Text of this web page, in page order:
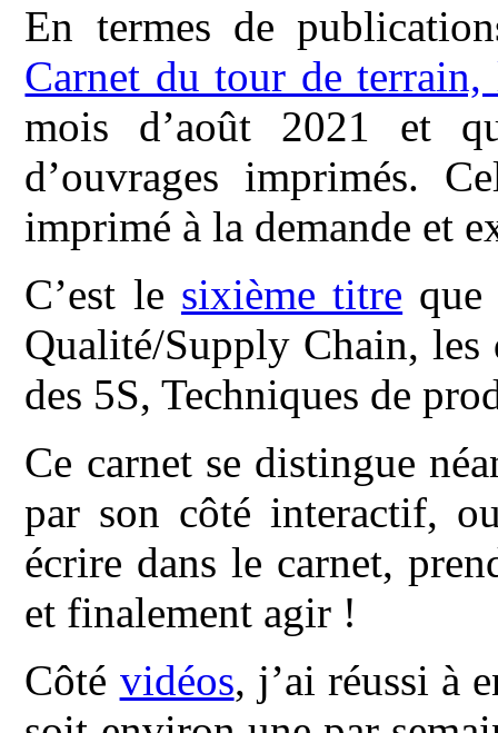
En termes de
Carnet du tour de terrain,
mois d’août 2021 et
d’ouvrages imprimés.
imprimé à la demande et
C’est le sixième titre
Qualité/Supply Chain,
des 5S, Techniques de
Ce carnet se distingue
par son côté interactif,
écrire dans le carnet,
et finalement agir !
Côté vidéos, j’ai réussi à